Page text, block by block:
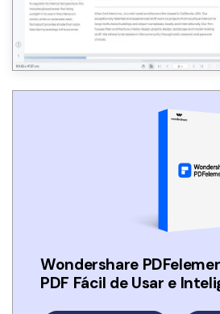
Wondershare
PDF Fácil de Usar e